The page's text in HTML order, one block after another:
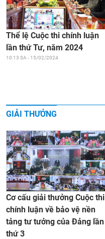
Thể lệ Cuộc thi chính luận
lần thứ Tư, năm 2024
10:13 SA - 15/02/2024
GIẢI THƯỞNG
Cơ cấu giải thưởng Cuộc thi
chính luận về bảo vệ nền
tảng tư tưởng của Đảng lần
thứ 3